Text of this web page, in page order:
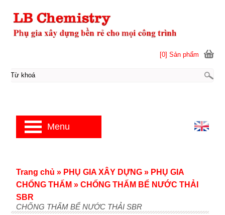
CHỐNG THẤM BỂ NƯỚC THẢI SBR
Trang chủ » PHỤ GIA XÂY DỰNG » PHỤ GIA
CHỐNG THẤM » CHỐNG THẤM BỂ NƯỚC THẢI
SBR
[0] Sản phẩm
Menu